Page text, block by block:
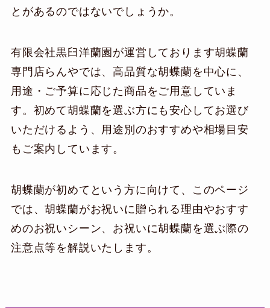
とがあるのではないでしょうか。
有限会社黒臼洋蘭園が運営しております胡蝶蘭
専門店らんやでは、高品質な胡蝶蘭を中心に、
用途・ご予算に応じた商品をご用意していま
す。初めて胡蝶蘭を選ぶ方にも安心してお選び
いただけるよう、用途別のおすすめや相場目安
もご案内しています。
胡蝶蘭が初めてという方に向けて、このページ
では、胡蝶蘭がお祝いに贈られる理由やおすす
めのお祝いシーン、お祝いに胡蝶蘭を選ぶ際の
注意点等を解説いたします。